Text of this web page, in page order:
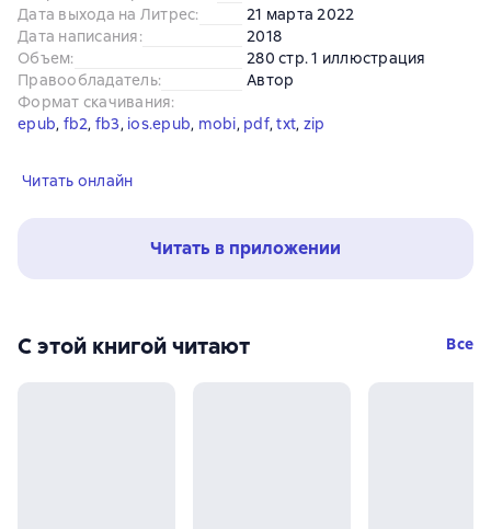
Дата выхода на Литрес:
21 марта 2022
Дата написания:
2018
Объем:
280 стр. 1 иллюстрация
Правообладатель:
Автор
Формат скачивания:
epub, fb2, fb3, ios.epub, mobi, pdf, txt, zip
Читать онлайн
Читать в приложении
С этой книгой читают Все